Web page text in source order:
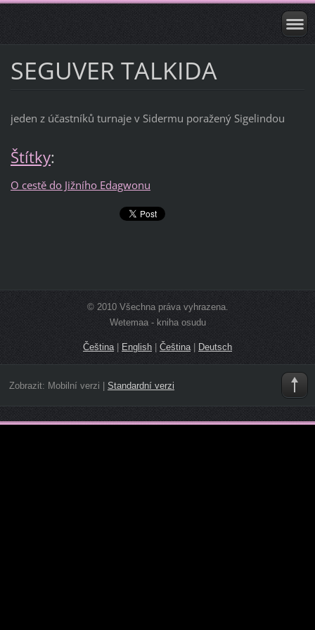
SEGUVER TALKIDA
jeden z účastníků turnaje v Sidermu poražený Sigelindou
Štítky:
O cestě do Jižního Edagwonu
© 2010 Všechna práva vyhrazena.
Wetemaa - kniha osudu
Čeština English Čeština Deutsch
Zobrazit: Mobilní verzi Standardní verzi